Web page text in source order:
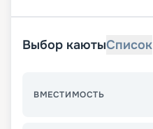
Выбор каютыСписок
ВМЕСТИМОСТЬ